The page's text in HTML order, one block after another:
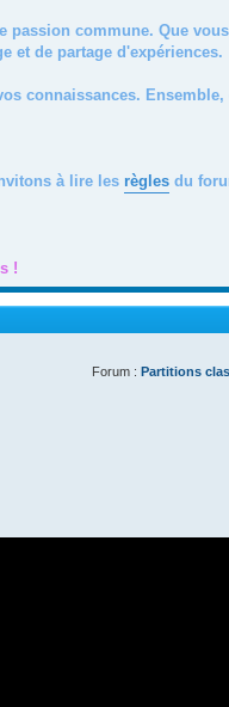
passion commune. Que
et de partage d'expériences.
connaissances.
à lire les règles du
!
Forum : Partitions